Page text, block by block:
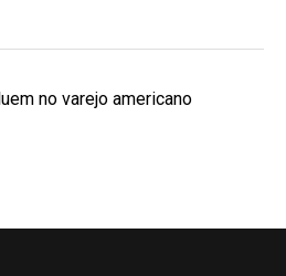
no varejo americano